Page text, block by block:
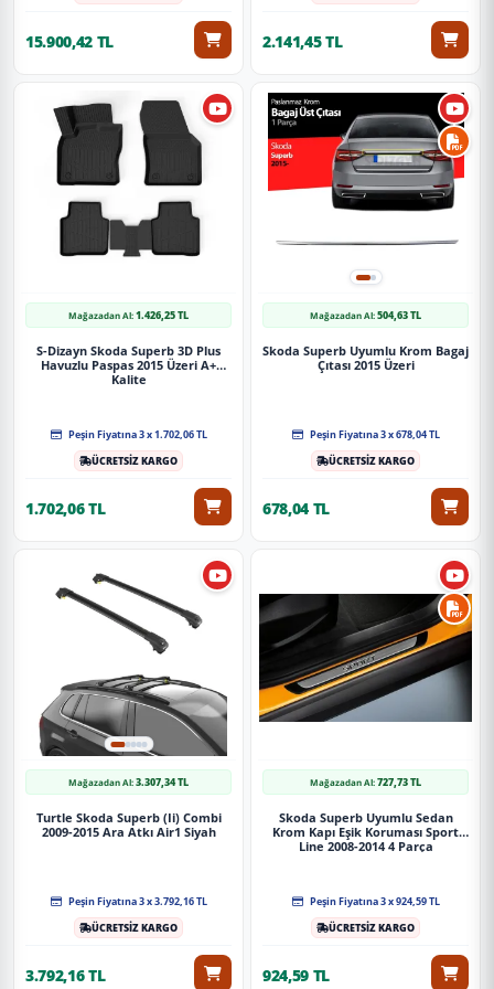
15.900,42 TL 2.141,45 TL
Mağazadan Al:1.426,25 TL
S-Dizayn Skoda Superb 3D Plus
Havuzlu Paspas 2015 Üzeri A+
Kalite
Peşin Fiyatına 3 x 1.702,06 TL
ÜCRETSİZ KARGO
1.702,06 TL
Mağazadan Al:504,63 TL
Skoda Superb Uyumlu Krom Bagaj
Çıtası 2015 Üzeri
Peşin Fiyatına 3 x 678,04 TL
ÜCRETSİZ KARGO
678,04 TL
Mağazadan Al:3.307,34 TL
Turtle Skoda Superb (Ii) Combi
2009-2015 Ara Atkı Air1 Siyah
Peşin Fiyatına 3 x 3.792,16 TL
ÜCRETSİZ KARGO
3.792,16 TL
Mağazadan Al:727,73 TL
Skoda Superb Uyumlu Sedan
Krom Kapı Eşik Koruması Sport
Line 2008-2014 4 Parça
Peşin Fiyatına 3 x 924,59 TL
ÜCRETSİZ KARGO
924,59 TL